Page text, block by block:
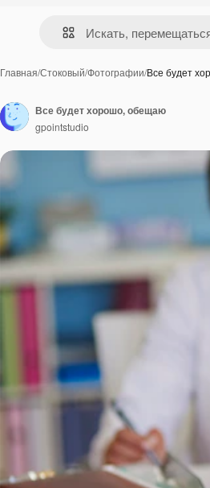
Главная/Стоковый/Фотографии/Все будет
Все будет хорошо, обещаю
gpointstudio